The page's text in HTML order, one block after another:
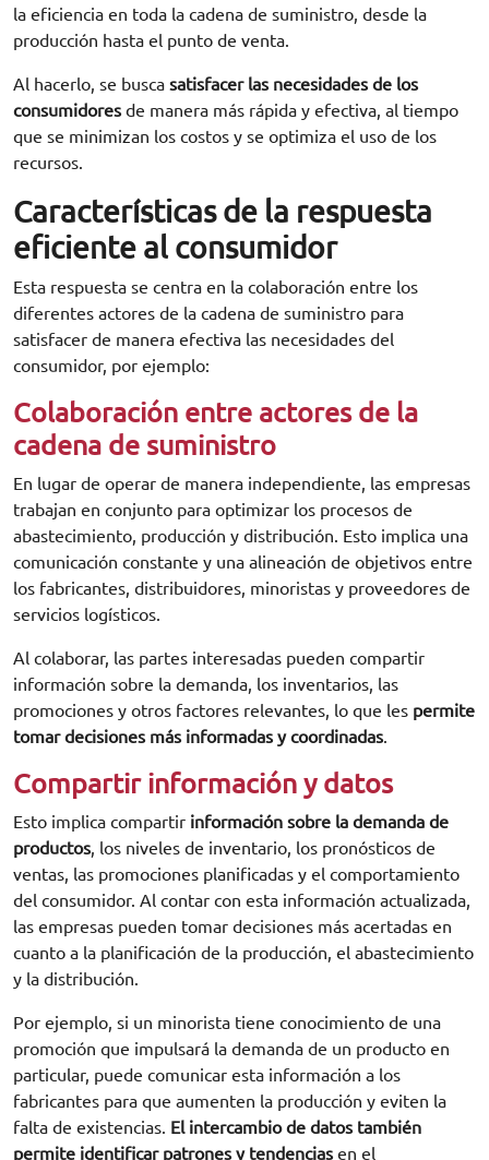
la eficiencia en toda la cadena de suministro, desde la
producción hasta el punto de venta.
Al hacerlo, se busca satisfacer las necesidades de los
consumidores de manera más rápida y efectiva, al tiempo
que se minimizan los costos y se optimiza el uso de los
recursos.
Características de la respuesta
eficiente al consumidor
Esta respuesta se centra en la colaboración entre los
diferentes actores de la cadena de suministro para
satisfacer de manera efectiva las necesidades del
consumidor, por ejemplo:
Colaboración entre actores de la
cadena de suministro
En lugar de operar de manera independiente, las empresas
trabajan en conjunto para optimizar los procesos de
abastecimiento, producción y distribución. Esto implica una
comunicación constante y una alineación de objetivos entre
los fabricantes, distribuidores, minoristas y proveedores de
servicios logísticos.
Al colaborar, las partes interesadas pueden compartir
información sobre la demanda, los inventarios, las
promociones y otros factores relevantes, lo que les permite
tomar decisiones más informadas y coordinadas.
Compartir información y datos
Esto implica compartir información sobre la demanda de
productos, los niveles de inventario, los pronósticos de
ventas, las promociones planificadas y el comportamiento
del consumidor. Al contar con esta información actualizada,
las empresas pueden tomar decisiones más acertadas en
cuanto a la planificación de la producción, el abastecimiento
y la distribución.
Por ejemplo, si un minorista tiene conocimiento de una
promoción que impulsará la demanda de un producto en
particular, puede comunicar esta información a los
fabricantes para que aumenten la producción y eviten la
falta de existencias. El intercambio de datos también
permite identificar patrones y tendencias en el